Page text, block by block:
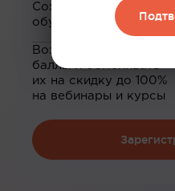
Сохранение
обучению
Возможность
баллы и обменивать
их на скидку до 100%
на вебинары и курсы